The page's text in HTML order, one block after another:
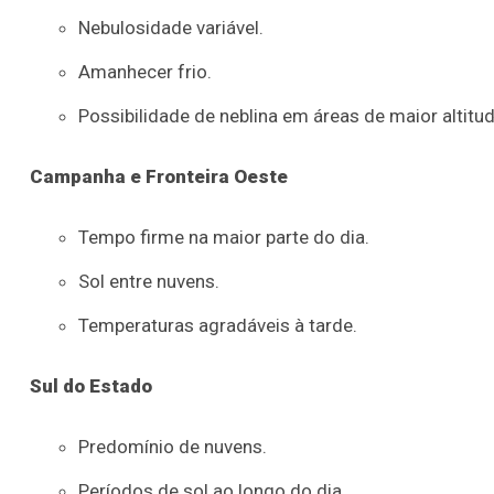
Nebulosidade variável.
Amanhecer frio.
Possibilidade de neblina em áreas de maior
Campanha e Fronteira Oeste
Tempo firme na maior parte do dia.
Sol entre nuvens.
Temperaturas agradáveis à tarde.
Sul do Estado
Predomínio de nuvens.